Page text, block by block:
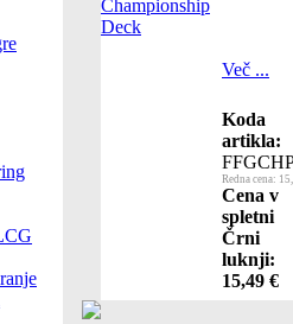
Več ...
Koda
artikla:
Redna cena:
Cena v
spletni
Črni
luknji:
15,49 €